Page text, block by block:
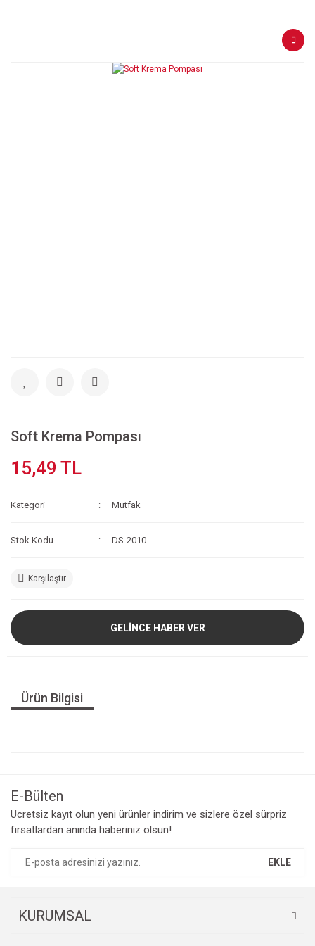
Soft Krema Pompası
15,49 TL
Kategori Mutfak
Stok Kodu DS-2010
Karşılaştır
GELİNCE HABER VER
Ürün Bilgisi
E-Bülten
Ücretsiz kayıt olun yeni ürünler indirim ve sizlere özel sürpriz
fırsatlardan anında haberiniz olsun!
EKLE
KURUMSAL